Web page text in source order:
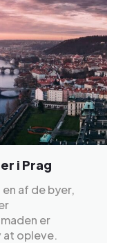
i Prag
af de byer,
er
at opleve.